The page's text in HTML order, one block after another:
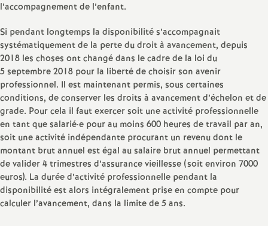
d
e
g
r
é
O
l’accompagnement de l’enfant.
Si pendant longtemps la disponibilité s’accompagnait
systématiquement de la perte du droit à avancement, depuis
2018 les choses ont changé dans le cadre de la loi du
5 septembre 2018 pour la liberté de choisir son avenir
professionnel. Il est maintenant permis, sous certaines
conditions, de conserver les droits à avancement d’échelon et de
grade. Pour cela il faut exercer soit une activité professionnelle
en tant que salarié·e pour au moins 600 heures de travail par an,
soit une activité indépendante procurant un revenu dont le
montant brut annuel est égal au salaire brut annuel permettant
de valider 4 trimestres d’assurance vieillesse (soit environ 7000
euros). La durée d’activité professionnelle pendant la
disponibilité est alors intégralement prise en compte pour
calculer l’avancement, dans la limite de 5 ans.